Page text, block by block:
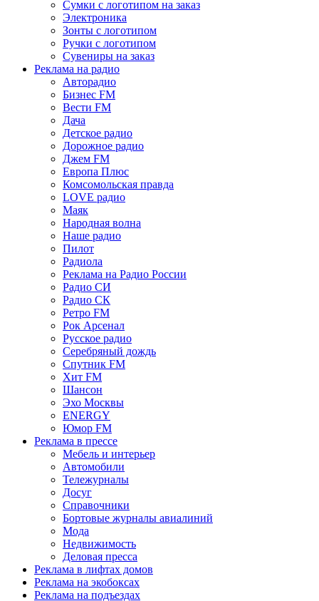
Сумки с логотипом на заказ
Электроника
Зонты с логотипом
Ручки с логотипом
Сувениры на заказ
Реклама на радио
Авторадио
Бизнес FM
Вести FM
Дача
Детское радио
Дорожное радио
Джем FM
Европа Плюс
Комсомольская правда
LOVE радио
Маяк
Народная волна
Наше радио
Пилот
Радиола
Реклама на Радио России
Радио СИ
Радио СК
Ретро FM
Рок Арсенал
Русское радио
Серебряный дождь
Спутник FM
Хит FM
Шансон
Эхо Москвы
ENERGY
Юмор FM
Реклама в прессе
Мебель и интерьер
Автомобили
Тележурналы
Досуг
Справочники
Бортовые журналы авиалиний
Мода
Недвижимость
Деловая пресса
Реклама в лифтах домов
Реклама на экобоксах
Реклама на подъездах